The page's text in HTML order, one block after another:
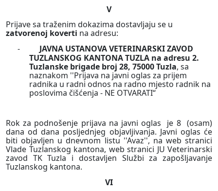
V
Prijave sa traženim dokazima dostavljaju se u
zatvorenoj koverti na adresu:
-
JAVNA USTANOVA VETERINARSKI ZAVOD
TUZLANSKOG KANTONA TUZLA na adresu 2.
Tuzlanske brigade broj 28, 75000 Tuzla, sa
naznakom ''Prijava na javni oglas za prijem
radnika u radni odnos na radno mjesto radnik na
poslovima čišćenja - NE OTVARATI“
Rok za podnošenje prijava na javni oglas je 8 (osam)
dana od dana posljednjeg objavljivanja. Javni oglas će
biti objavljen u dnevnom listu ''Avaz'', na web stranici
Vlade Tuzlanskog kantona, web stranici JU Veterinarski
zavod TK Tuzla i dostavljen Službi za zapošljavanje
Tuzlanskog kantona.
VI